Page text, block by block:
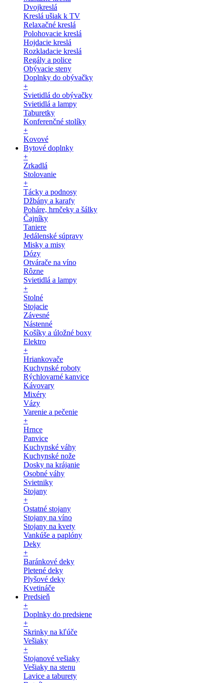
Dvojkreslá
Kreslá ušiak k TV
Relaxačné kreslá
Polohovacie kreslá
Hojdacie kreslá
Rozkladacie kreslá
Regály a police
Obývacie steny
Doplnky do obývačky
+
Svietidlá do obývačky
Svietidlá a lampy
Taburetky
Konferenčné stolíky
+
Kovové
Bytové doplnky
+
Zrkadlá
Stolovanie
+
Tácky a podnosy
Džbány a karafy
Poháre, hrnčeky a šálky
Čajníky
Taniere
Jedálenské súpravy
Misky a misy
Dózy
Otvárače na víno
Rôzne
Svietidlá a lampy
+
Stolné
Stojacie
Závesné
Nástenné
Košíky a úložné boxy
Elektro
+
Hriankovače
Kuchynské roboty
Rýchlovarné kanvice
Kávovary
Mixéry
Vázy
Varenie a pečenie
+
Hrnce
Panvice
Kuchynské váhy
Kuchynské nože
Dosky na krájanie
Osobné váhy
Svietniky
Stojany
+
Ostatné stojany
Stojany na víno
Stojany na kvety
Vankúše a paplóny
Deky
+
Baránkové deky
Pletené deky
Plyšové deky
Kvetináče
Predsieň
+
Doplnky do predsiene
+
Skrinky na kľúče
Vešiaky
+
Stojanové vešiaky
Vešiaky na stenu
Lavice a taburety